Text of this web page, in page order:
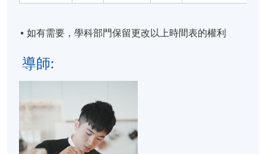
如有需要，學科部門保留更改以上時間表的權利
導師: